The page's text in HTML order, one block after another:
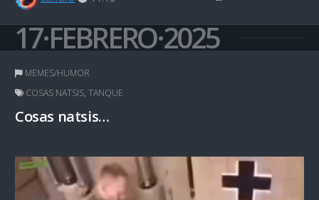
17·FEBRERO·2025
MEMES/HUMOR
COSAS NATSIS, TANQUE
Cosas natsis…